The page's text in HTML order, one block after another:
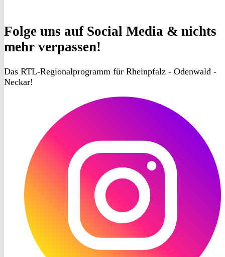
Folge uns auf Social Media & nichts
mehr verpassen!
Das RTL-Regionalprogramm für Rheinpfalz - Odenwald -
Neckar!
Instagram